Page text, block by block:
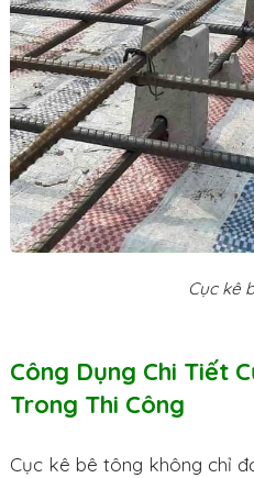
Cục kê
Công Dụng Chi Tiết
Trong Thi Công
Cục kê bê tông không chỉ